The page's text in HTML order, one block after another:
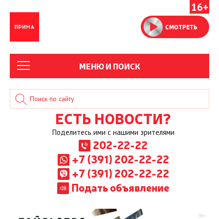
16+
СМОТРЕТЬ
МЕНЮ И ПОИСК
ЕСТЬ НОВОСТИ?
Поделитесь ими с нашими зрителями
202-22-22
+7 (391) 202-22-22
+7 (391) 202-22-22
Подать объявление